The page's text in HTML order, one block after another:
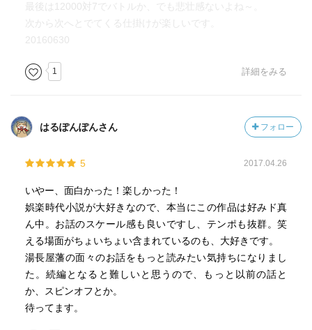
最後は12000対7でバトルか、でも悲壮感ないよね～。
次から次へとでてくる仕掛けが楽しいです。
20160630
1 詳細をみる
はるぽんぽんさん フォロー
5 2017.04.26
いやー、面白かった！楽しかった！
娯楽時代小説が大好きなので、本当にこの作品は好みド真
ん中。お話のスケール感も良いですし、テンポも抜群。笑
える場面がちょいちょい含まれているのも、大好きです。
湯長屋藩の面々のお話をもっと読みたい気持ちになりまし
た。続編となると難しいと思うので、もっと以前の話と
か、スピンオフとか。
待ってます。